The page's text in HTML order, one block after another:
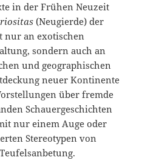
in der Frühen Neuzeit
(Neugierde) der
nur an exotischen
sondern auch an
und geographischen
neuer Kontinente
über fremde
Schauergeschichten
nur einem Auge oder
Stereotypen von